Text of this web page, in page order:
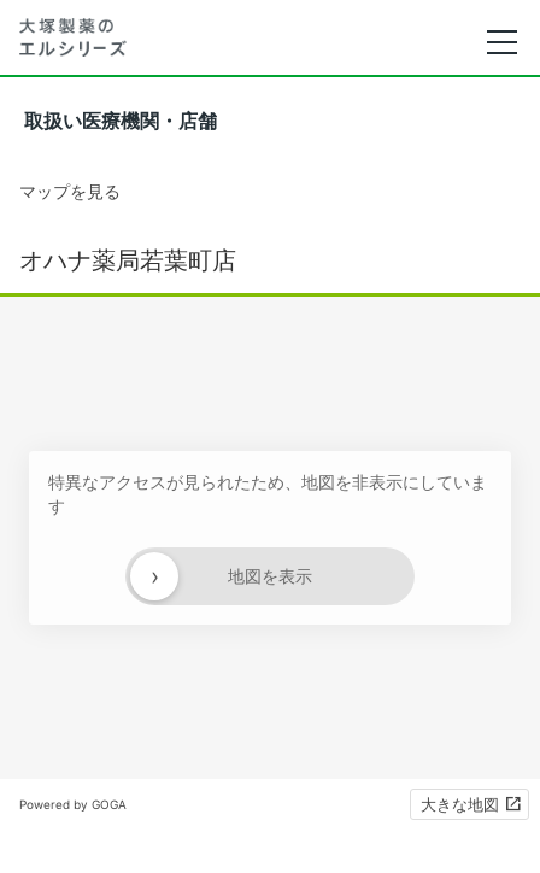
取扱い医療機関・店舗
マップを見る
オハナ薬局若葉町店
特異なアクセスが見られたため、地図を非表示にしていま
す
地図を表示
›
Powered by GOGA 大きな地図